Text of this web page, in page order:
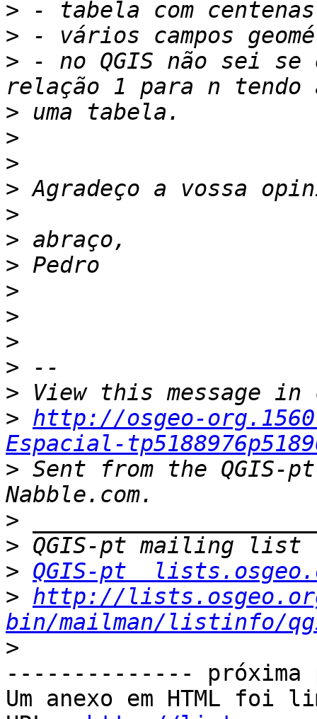
>
>
> - no QGIS não sei
>
>
>
>
>
>
>
>
>
>
>
>
> http://osgeo-
Espacial-
> Sent from the
>
>
> QGIS-pt
> http://
bin/mailman/listinfo/
>
--------------
Um anexo em HTML foi